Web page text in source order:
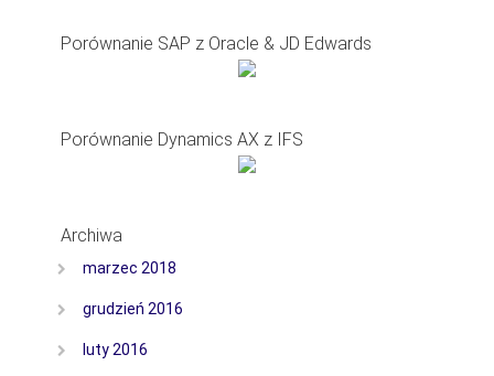
Porównanie SAP z Oracle & JD Edwards
Porównanie Dynamics AX z IFS
Archiwa
marzec 2018
grudzień 2016
luty 2016